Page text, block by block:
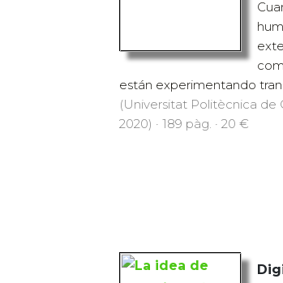
están experimentando
(Universitat Politècnica de
2020) · 189 pàg. · 20 €